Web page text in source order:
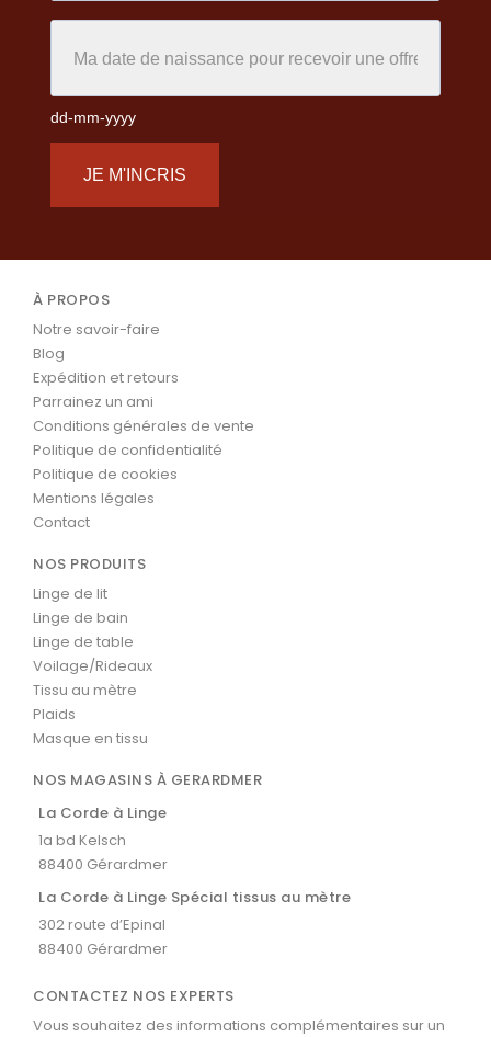
dd-mm-yyyy
JE M'INCRIS
À PROPOS
Notre savoir-faire
Blog
Expédition et retours
Parrainez un ami
Conditions générales de vente
Politique de confidentialité
Politique de cookies
Mentions légales
Contact
NOS PRODUITS
Linge de lit
Linge de bain
Linge de table
Voilage/Rideaux
Tissu au mètre
Plaids
Masque en tissu
NOS MAGASINS À GERARDMER
La Corde à Linge
1a bd Kelsch
88400 Gérardmer
La Corde à Linge Spécial tissus au mètre
302 route d’Epinal
88400 Gérardmer
CONTACTEZ NOS EXPERTS
Vous souhaitez des informations complémentaires sur un